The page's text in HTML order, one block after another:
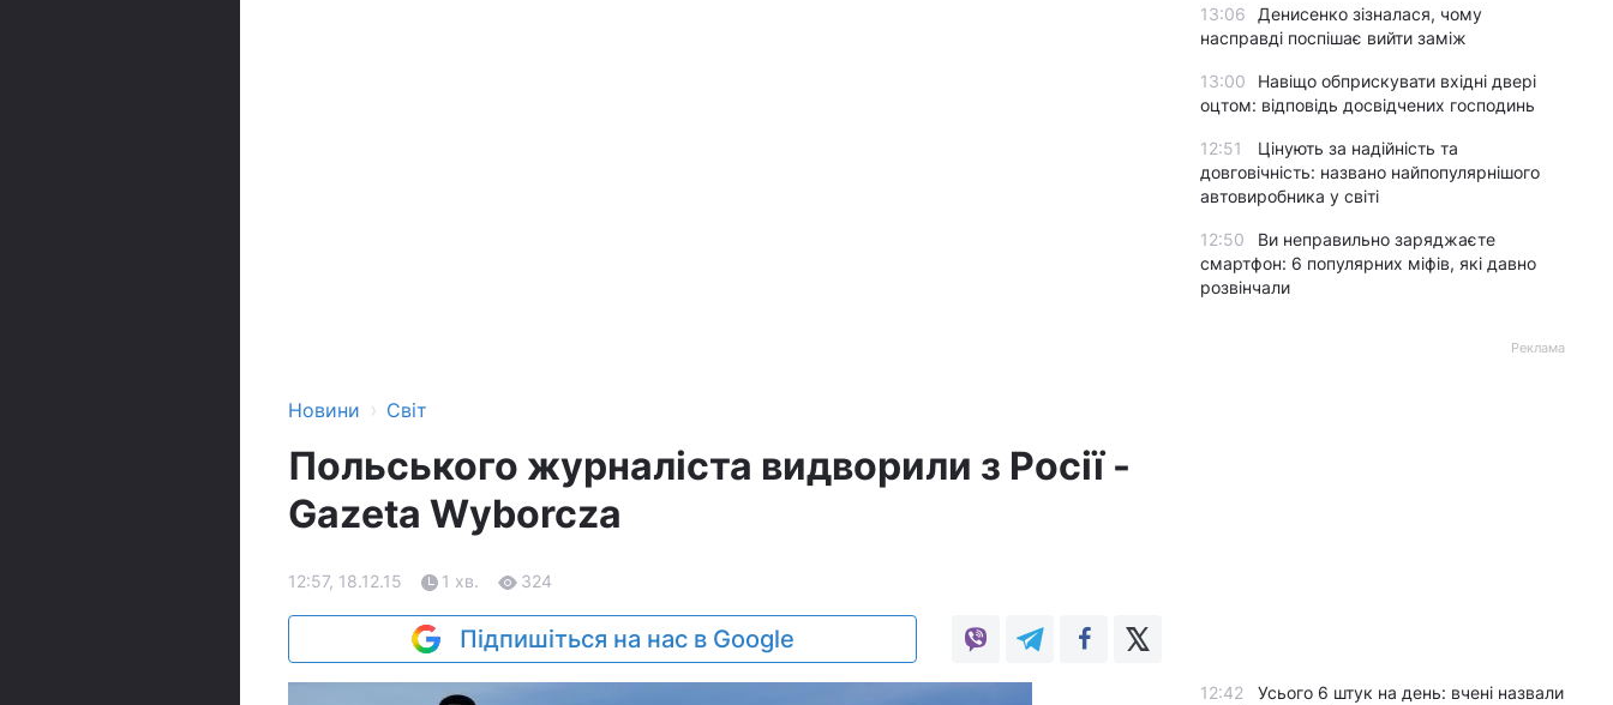
Новини › Світ
Польського журналіста видворили з Росії -
Gazeta Wyborcza
12:57, 18.12.15 1 хв. 324
Підпишіться на нас в Google
13:06
Денисенко зізналася, чому
насправді поспішає вийти заміж
13:00
Навіщо обприскувати вхідні двері
оцтом: відповідь досвідчених господинь
12:51
Цінують за надійність та
довговічність: названо найпопулярнішого
автовиробника у світі
12:50
Ви неправильно заряджаєте
смартфон: 6 популярних міфів, які давно
розвінчали
Реклама
12:42
Усього 6 штук на день: вчені назвали